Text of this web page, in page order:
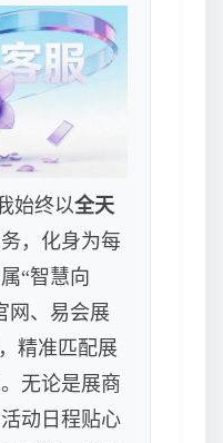
始终以全天
，化身为每
“智慧向
网、易会展
精准匹配展
无论是展商
动日程贴心